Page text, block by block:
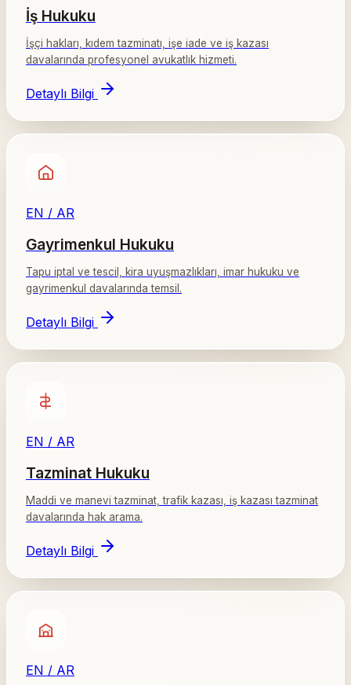
İş Hukuku
İşçi hakları, kıdem tazminatı, işe iade ve iş kazası
davalarında profesyonel avukatlık hizmeti.
Detaylı Bilgi
EN / AR
Gayrimenkul Hukuku
Tapu iptal ve tescil, kira uyuşmazlıkları, imar hukuku ve
gayrimenkul davalarında temsil.
Detaylı Bilgi
EN / AR
Tazminat Hukuku
Maddi ve manevi tazminat, trafik kazası, iş kazası tazminat
davalarında hak arama.
Detaylı Bilgi
EN / AR